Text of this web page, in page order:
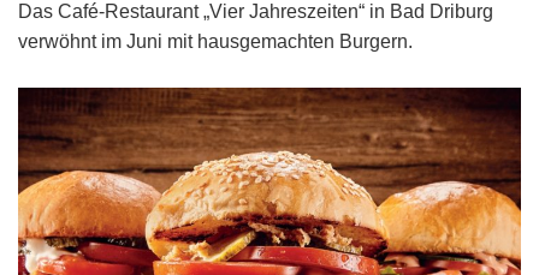
Das Café-Restaurant „Vier Jahreszeiten“ in Bad Driburg
verwöhnt im Juni mit hausgemachten Burgern.